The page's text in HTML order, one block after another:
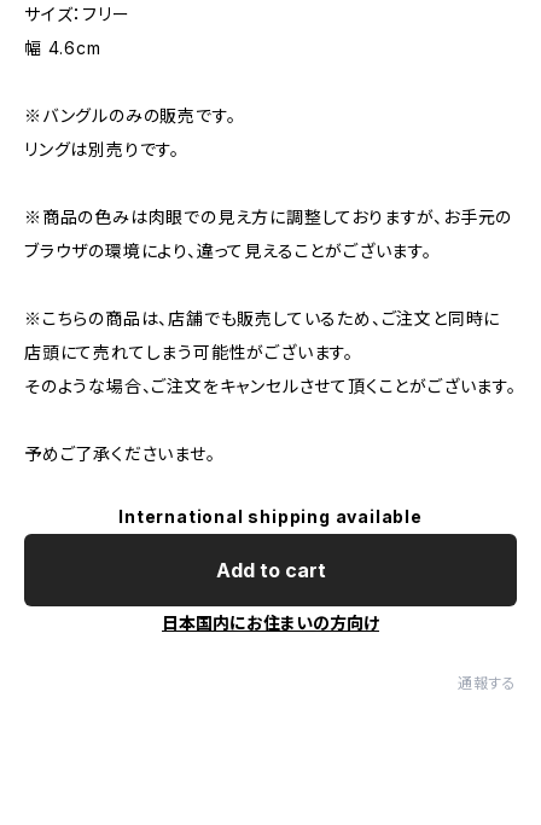
サイズ：フリー
幅 4.6cm
※バングルのみの販売です。
リングは別売りです。
※商品の色みは肉眼での見え方に調整しておりますが、お手元の
ブラウザの環境により、違って見えることがございます。
※こちらの商品は、店舗でも販売しているため、ご注文と同時に
店頭にて売れてしまう可能性がございます。
そのような場合、ご注文をキャンセルさせて頂くことがございます。
予めご了承くださいませ。
International shipping available
Add to cart
日本国内にお住まいの方向け
通報する